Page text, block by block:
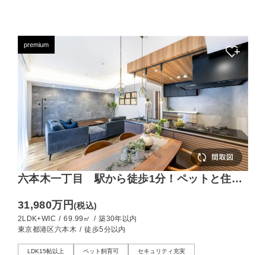
premium
六本木一丁目 駅から徒歩1分！ペットと住め
31,980万円(税込)
2LDK+WIC / 69.99㎡ / 築30年以内
東京都港区六本木 / 徒歩5分以内
LDK15帖以上 ペット飼育可 セキュリティ充実